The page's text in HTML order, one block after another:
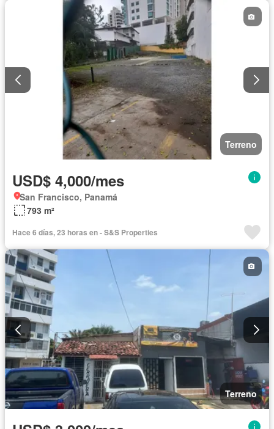
Terreno
USD$ 4,000/mes
San Francisco, Panamá
793 m²
Hace 6 días, 23 horas en - S&S Properties
Terreno